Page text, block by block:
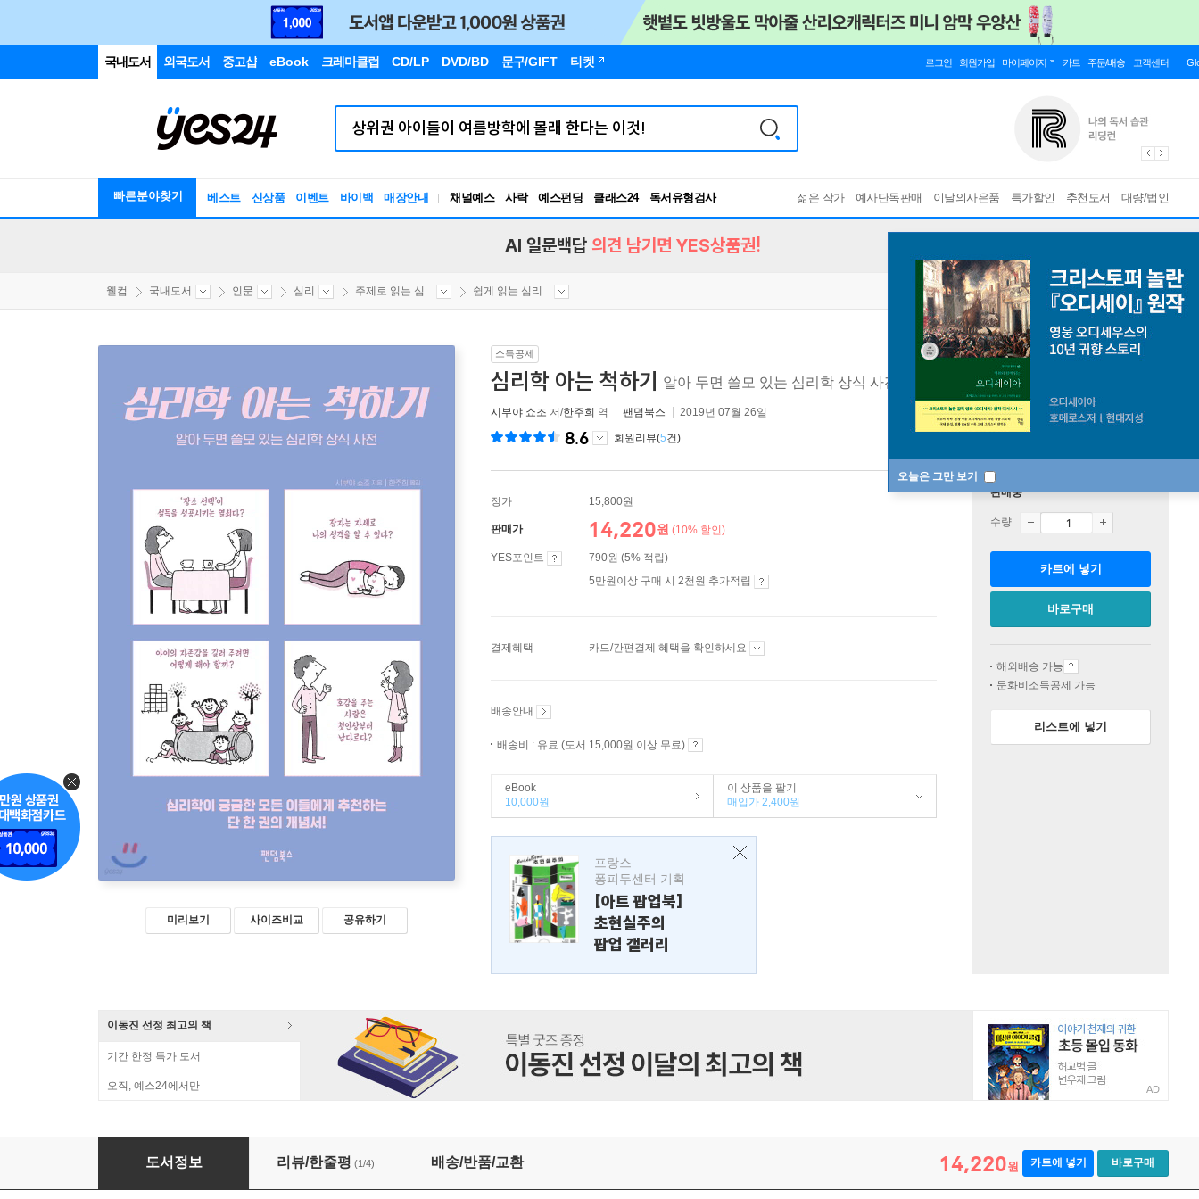
국내도서 외국도서 중고샵 eBook 크레마클럽 CD/LP DVD/BD 문구/GIFT 티켓 로그인 회원가입 마이페이지 카트 주문/배송 고객센터
빠른분야찾기 베스트 신상품 이벤트 바이백 매장안내 채널예스 사락 예스펀딩 클래스24
독서유형검사
RBTI Lab
젊은 작가 예사단독판매 이달의사은품 특가할인 추천도서 대량/법인
오늘은 그만 보기
AI 일문백답 의견 남기면 YES상품권!
웰컴 국내도서 인문 심리 주제로 읽는 심... 쉽게 읽는 심리...
미리보기 사이즈비교 공유하기
소득공제
심리학 아는 척하기 알아 두면 쓸모 있는 심리학 상식 사전
시부야 쇼조 저/한주희 역 팬덤북스 2019년 07월 26일
8.6 회원리뷰(5건)
정가 15,800원
판매가 14,220원 (10% 할인)
YES포인트
790원 (5% 적립)
5만원이상 구매 시 2천원 추가적립
결제혜택 카드/간편결제 혜택을 확인하세요
배송안내
배송비 : 유료 (도서 15,000원 이상 무료)
eBook
10,000원
이 상품을 팔기
매입가 2,400원
프랑스
퐁피두센터 기획
[아트 팝업북]
초현실주의
팝업 갤러리
판매중
수량
카트에 넣기
바로구매
해외배송 가능
문화비소득공제 가능
리스트에 넣기
이동진 선정 최고의 책
기간 한정 특가 도서
오직, 예스24에서만 AD
심리학 아는 척하기
도서정보 리뷰/한줄평 (1/4) 배송/반품/교환 14,220원 카트에 넣기 바로구매